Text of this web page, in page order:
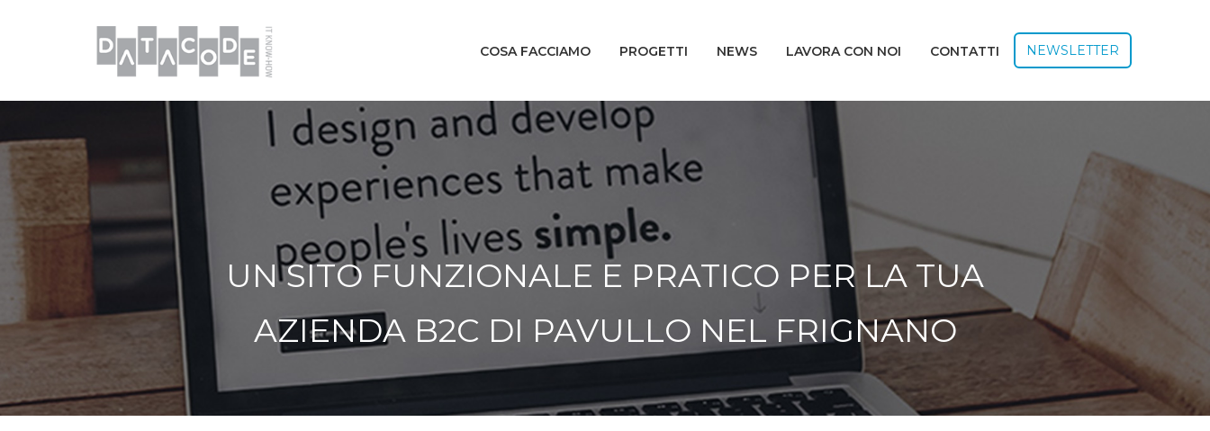
COSA FACCIAMO PROGETTI NEWS LAVORA CON NOI CONTATTI NEWSLETTER
UN SITO FUNZIONALE E PRATICO PER LA TUA
AZIENDA B2C DI PAVULLO NEL FRIGNANO